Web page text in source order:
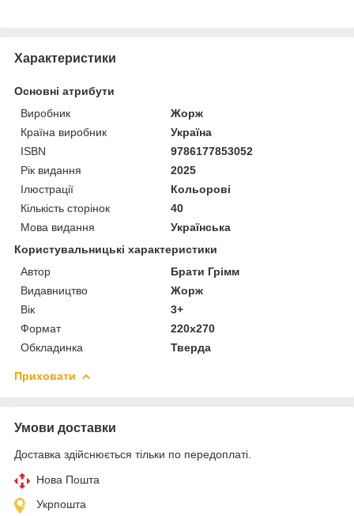
Характеристики
Основні атрибути
Виробник
Жорж
Країна виробник
Україна
ISBN
9786177853052
Рік видання
2025
Ілюстрації
Кольорові
Кількість сторінок
40
Мова видання
Українська
Користувальницькі характеристики
Автор
Брати Грімм
Видавництво
Жорж
Вік
3+
Формат
220x270
Обкладинка
Тверда
Приховати
Умови доставки
Доставка здійснюється тільки по передоплаті.
Нова Пошта
Укрпошта